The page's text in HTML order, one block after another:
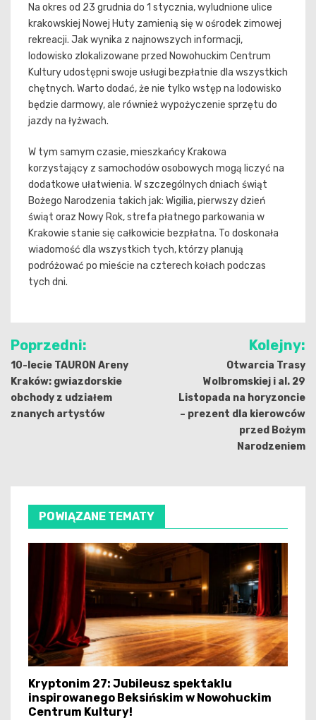
Na okres od 23 grudnia do 1 stycznia, wyludnione ulice
krakowskiej Nowej Huty zamienią się w ośrodek zimowej
rekreacji. Jak wynika z najnowszych informacji,
lodowisko zlokalizowane przed Nowohuckim Centrum
Kultury udostępni swoje usługi bezpłatnie dla wszystkich
chętnych. Warto dodać, że nie tylko wstęp na lodowisko
będzie darmowy, ale również wypożyczenie sprzętu do
jazdy na łyżwach.
W tym samym czasie, mieszkańcy Krakowa
korzystający z samochodów osobowych mogą liczyć na
dodatkowe ułatwienia. W szczególnych dniach świąt
Bożego Narodzenia takich jak: Wigilia, pierwszy dzień
świąt oraz Nowy Rok, strefa płatnego parkowania w
Krakowie stanie się całkowicie bezpłatna. To doskonała
wiadomość dla wszystkich tych, którzy planują
podróżować po mieście na czterech kołach podczas
tych dni.
Nawigacja
wpisu
Poprzedni:
10-lecie TAURON Areny
Kraków: gwiazdorskie
obchody z udziałem
znanych artystów
Kolejny:
Otwarcia Trasy
Wolbromskiej i al. 29
Listopada na horyzoncie
– prezent dla kierowców
przed Bożym
Narodzeniem
POWIĄZANE TEMATY
Kryptonim 27: Jubileusz spektaklu
inspirowanego Beksińskim w Nowohuckim
Centrum Kultury!